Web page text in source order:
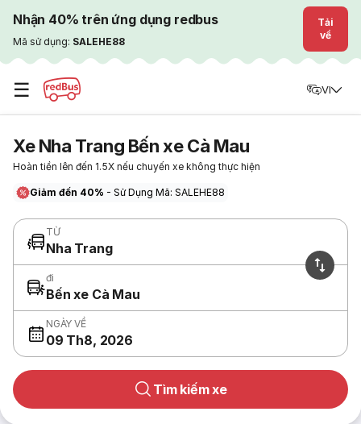
Nhận 40% trên ứng dụng redbus
Mã sử dụng: SALEHE88
Tải
về
☰ VI
Xe Nha Trang Bến xe Cà Mau
Hoàn tiền lên đến 1.5X nếu chuyến xe không thực hiện
Giảm đến 40% - Sử Dụng Mã: SALEHE88
TỪ
Nha Trang
đi
Bến xe Cà Mau
NGÀY VỀ
09 Th8, 2026
Tìm kiếm xe